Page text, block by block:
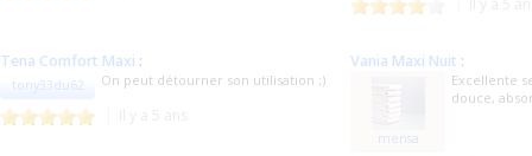
Tena Comfort Maxi :
tony33du62 On peut détourner son utilisation ;)
Vania Maxi Nuit :
mensa
Excellente
douce,